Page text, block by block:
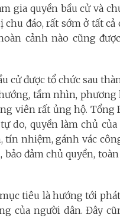
gia quyền bầu cử và
chu đáo, rất sớm ở tất
cảnh nào cũng
cử được tổ chức sau
tầm nhìn, phương
viên rất ủng hộ.
do, quyền làm chủ
nhiệm, gánh vác
bảo đảm chủ quyền,
tiêu là hướng tới
của người dân. Đây